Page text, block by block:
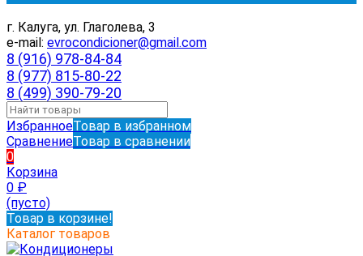
г. Калуга, ул. Глаголева, 3
e-mail: evrocondicioner@gmail.com
8 (916) 978-84-84
8 (977) 815-80-22
8 (499) 390-79-20
ИзбранноеТовар в избранном
СравнениеТовар в сравнении
0
Корзина
0 ₽
(пусто)
Товар в корзине!
Каталог товаров